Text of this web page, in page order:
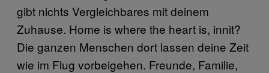
gibt nichts Vergleichbares mit deinem
Zuhause. Home is where the heart is, innit?
Die ganzen Menschen dort lassen deine Zeit
wie im Flug vorbeigehen. Freunde, Familie,